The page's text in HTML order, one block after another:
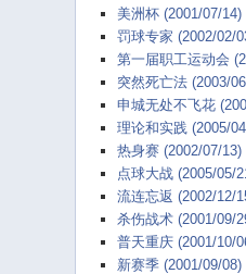
美洲杯 (2001/07/14)
罚球专家 (2002/02/
第一届职工运动会
突然死亡法 (2003/
申城无处不飞花
理论和实践 (2005/
热身赛 (2002/07/13)
点球大战 (2005/05/
流连忘返 (2002/12/
杀伤战术 (2001/09/
普天重庆 (2001/10/
新赛季 (2001/09/08)